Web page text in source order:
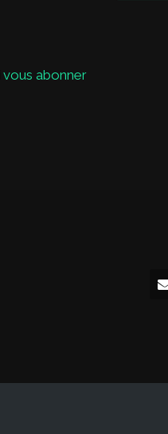
vous abonner